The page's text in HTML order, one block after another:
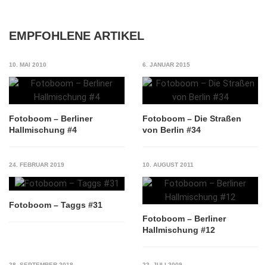
EMPFOHLENE ARTIKEL
10. MAI 2010
Fotoboom – Berliner
Hallmischung #4
6. JANUAR 2015
Fotoboom – Die Straßen
von Berlin #34
24. FEBRUAR 2019
Fotoboom – Taggs #31
10. AUGUST 2011
Fotoboom – Berliner
Hallmischung #12